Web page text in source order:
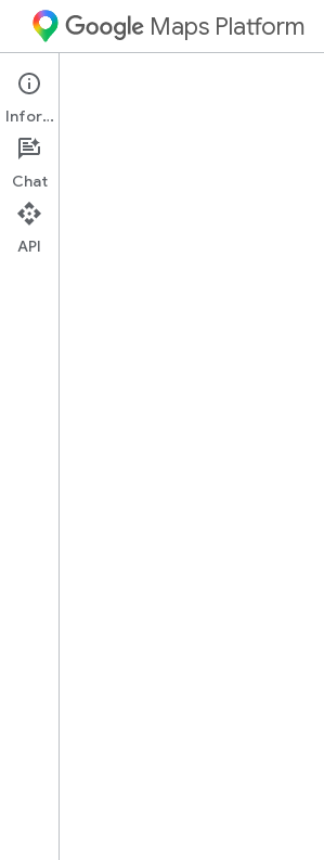
Maps Platform
Google Maps for Flutter
Configura un proyecto de Flutter
Agrega un mapa con un marcador
Información
Chat
API